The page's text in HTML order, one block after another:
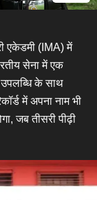
एकेडमी (IMA) में
सेना में एक
के साथ
में अपना नाम भी
जब तीसरी पीढ़ी